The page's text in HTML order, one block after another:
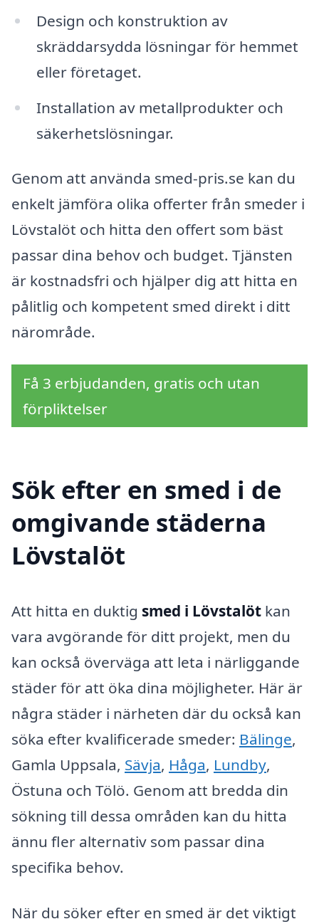
Design och konstruktion av
skräddarsydda lösningar för hemmet
eller företaget.
Installation av metallprodukter och
säkerhetslösningar.
Genom att använda smed-pris.se kan du
enkelt jämföra olika offerter från smeder i
Lövstalöt och hitta den offert som bäst
passar dina behov och budget. Tjänsten
är kostnadsfri och hjälper dig att hitta en
pålitlig och kompetent smed direkt i ditt
närområde.
Få 3 erbjudanden, gratis och utan
förpliktelser
Sök efter en smed i de
omgivande städerna
Lövstalöt
Att hitta en duktig smed i Lövstalöt kan
vara avgörande för ditt projekt, men du
kan också överväga att leta i närliggande
städer för att öka dina möjligheter. Här är
några städer i närheten där du också kan
söka efter kvalificerade smeder: Bälinge,
Gamla Uppsala, Sävja, Håga, Lundby,
Östuna och Tölö. Genom att bredda din
sökning till dessa områden kan du hitta
ännu fler alternativ som passar dina
specifika behov.
När du söker efter en smed är det viktigt